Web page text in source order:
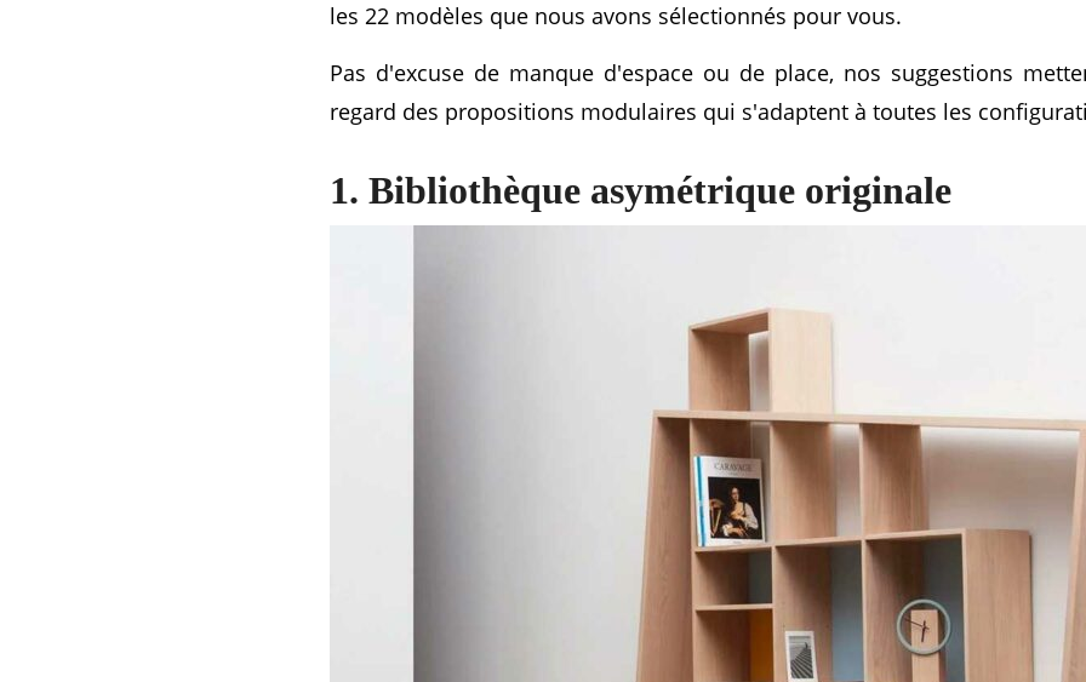
les 22 modèles que nous avons sélectionnés pour vous.
Pas d'excuse de manque d'espace ou de place, nos suggestions
regard des propositions modulaires qui s'adaptent à toutes les
1. Bibliothèque asymétrique originale